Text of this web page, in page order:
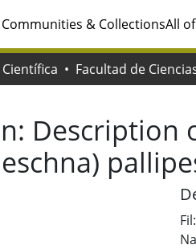
Communities & CollectionsAll
Description